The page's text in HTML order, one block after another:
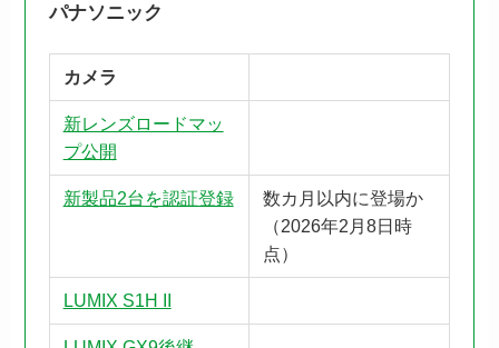
パナソニック
カメラ
新レンズロードマッ
プ公開
新製品2台を認証登録
数カ月以内に登場か
（2026年2月8日時
点）
LUMIX S1H II